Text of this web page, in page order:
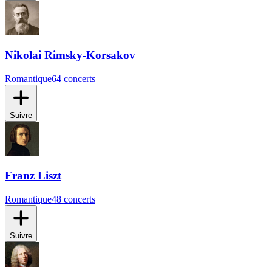
Nikolai Rimsky-Korsakov
Romantique64 concerts
Suivre
Franz Liszt
Romantique48 concerts
Suivre